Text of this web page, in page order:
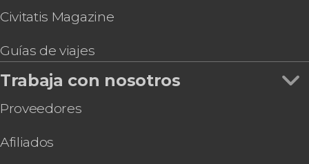
Civitatis Magazine
Guías de viajes
Trabaja con nosotros
Proveedores
Afiliados